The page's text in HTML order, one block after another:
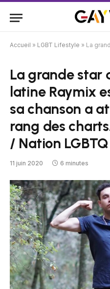
Accueil » LGBT Lifestyle » La grande star de la
La grande star
latine Raymix
sa chanson a
rang des
/ Nation LGBTQ
11 juin 2020 6 minutes